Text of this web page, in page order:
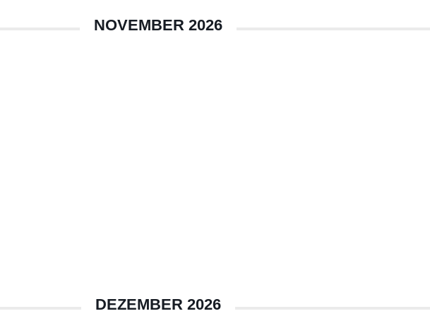
NOVEMBER 2026
DEZEMBER 2026